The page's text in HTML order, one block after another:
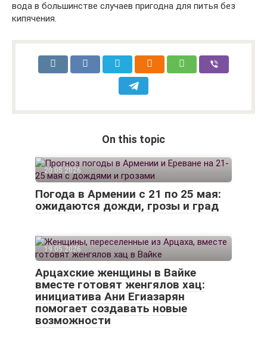
вода в большинстве случаев пригодна для питья без
кипячения.
On this topic
20.05.2026
Погода в Армении с 21 по 25 мая:
ожидаются дожди, грозы и град
19.05.2026
Арцахские женщины в Вайке
вместе готовят женгялов хац:
инициатива Ани Егиазарян
помогает создавать новые
возможности